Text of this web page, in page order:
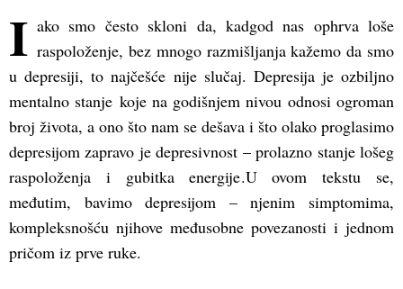
I ako smo često skloni da, kadgod nas ophrva loše
raspoloženje, bez mnogo razmišljanja kažemo da smo
u depresiji, to najčešće nije slučaj. Depresija je ozbiljno
mentalno stanje koje na godišnjem nivou odnosi ogroman
broj života, a ono što nam se dešava i što olako proglasimo
depresijom zapravo je depresivnost – prolazno stanje lošeg
raspoloženja i gubitka energije.U ovom tekstu se,
međutim, bavimo depresijom – njenim simptomima,
kompleksnošću njihove međusobne povezanosti i jednom
pričom iz prve ruke.